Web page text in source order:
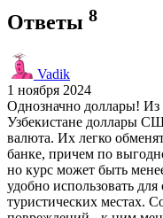
Ответы 8
Vadik
1 ноября 2024
Однозначно доллары! Из
Узбекистане доллары
валюта. Их легко
банке, причем по
но курс может быть
удобно использовать
туристических местах.